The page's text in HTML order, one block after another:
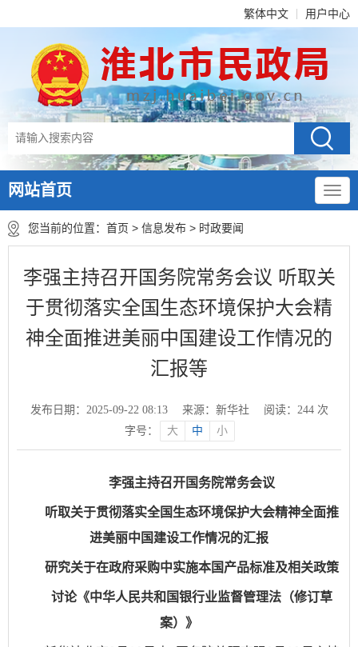
繁体中文 用户中心
网站首页
您当前的位置： 首页 > 信息发布 > 时政要闻
李强主持召开国务院常务会议 听取关
于贯彻落实全国生态环境保护大会精
神全面推进美丽中国建设工作情况的
汇报等
发布日期：2025-09-22 08:13 来源：新华社 阅读： 244次
字号：
大 中 小
李强主持召开国务院常务会议
听取关于贯彻落实全国生态环境保护大会精神全面推
进美丽中国建设工作情况的汇报
研究关于在政府采购中实施本国产品标准及相关政策
讨论《中华人民共和国银行业监督管理法（修订草
案）》